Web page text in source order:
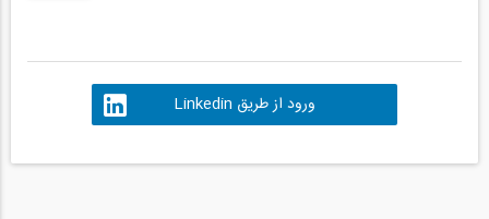
ورود از طریق Linkedin